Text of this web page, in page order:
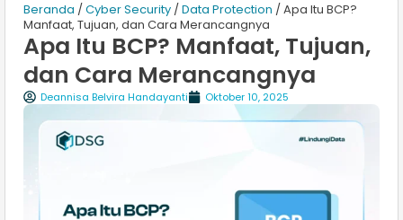
Beranda / Cyber Security / Data Protection / Apa Itu BCP?
Manfaat, Tujuan, dan Cara Merancangnya
Apa Itu BCP? Manfaat, Tujuan,
dan Cara Merancangnya
Deannisa Belvira Handayanti Oktober 10, 2025